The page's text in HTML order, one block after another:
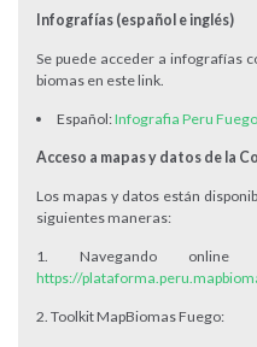
Infografías (español e inglés)
Se puede acceder a infografías
biomas en este link.
Español:Infografia Peru Fuego
Acceso a mapas y datos de la
Los mapas y datos están
siguientes maneras:
1. Navegando online
https://
2. Toolkit MapBiomas Fuego: